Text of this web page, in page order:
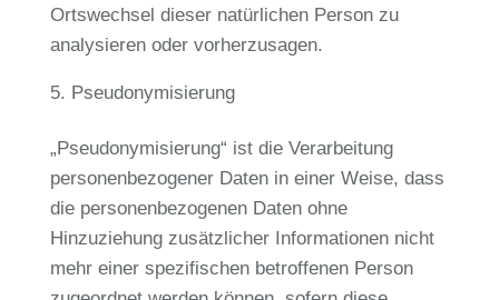
Ortswechsel dieser natürlichen Person zu
analysieren oder vorherzusagen.
Pseudonymisierung
„Pseudonymisierung“ ist die Verarbeitung
personenbezogener Daten in einer Weise, dass
die personenbezogenen Daten ohne
Hinzuziehung zusätzlicher Informationen nicht
mehr einer spezifischen betroffenen Person